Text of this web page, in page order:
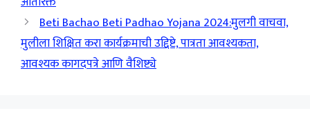
Beti Bachao Beti Padhao Yojana 2024:मुलगी वाचवा,
मुलीला शिक्षित करा कार्यक्रमाची उद्दिष्टे, पात्रता आवश्यकता,
आवश्यक कागदपत्रे आणि वैशिष्ट्ये